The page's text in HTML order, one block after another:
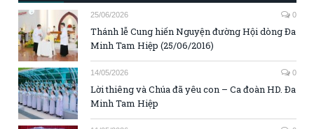
25/06/2026 0
Thánh lễ Cung hiến Nguyện đường Hội dòng Đa
Minh Tam Hiệp (25/06/2016)
14/05/2026 0
Lời thiêng và Chúa đã yêu con – Ca đoàn HD. Đa
Minh Tam Hiệp